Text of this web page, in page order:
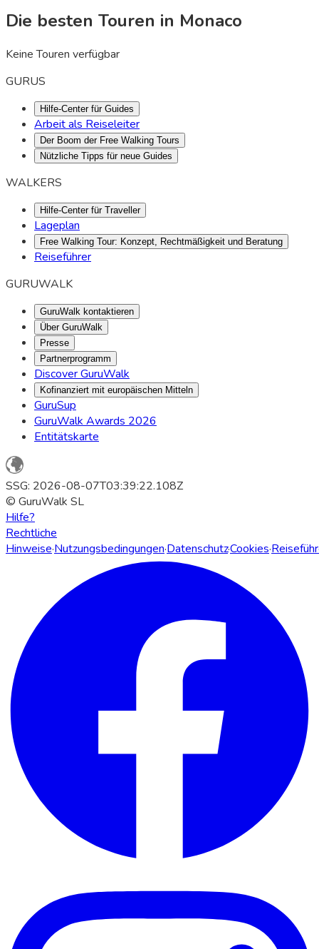
Die besten Touren in Monaco
Keine Touren verfügbar
GURUS
Hilfe-Center für Guides
Arbeit als Reiseleiter
Der Boom der Free Walking Tours
Nützliche Tipps für neue Guides
WALKERS
Hilfe-Center für Traveller
Lageplan
Free Walking Tour: Konzept, Rechtmäßigkeit und Beratung
Reiseführer
GURUWALK
GuruWalk kontaktieren
Über GuruWalk
Presse
Partnerprogramm
Discover GuruWalk
Kofinanziert mit europäischen Mitteln
GuruSup
GuruWalk Awards 2026
Entitätskarte
SSG: 2026-08-07T03:39:22.108Z
© GuruWalk SL
Hilfe?
Rechtliche
Hinweise·Nutzungsbedingungen·Datenschutz·Cookies·